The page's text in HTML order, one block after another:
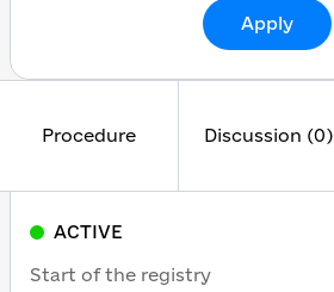
Procedure Discussion (0)
ACTIVE
Start of the registry
Apply